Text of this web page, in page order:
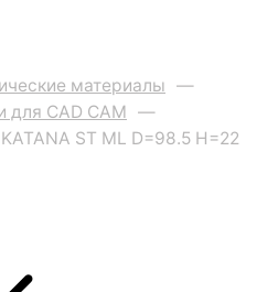
материалы —
для CAD CAM —
ST ML D=98.5 H=22